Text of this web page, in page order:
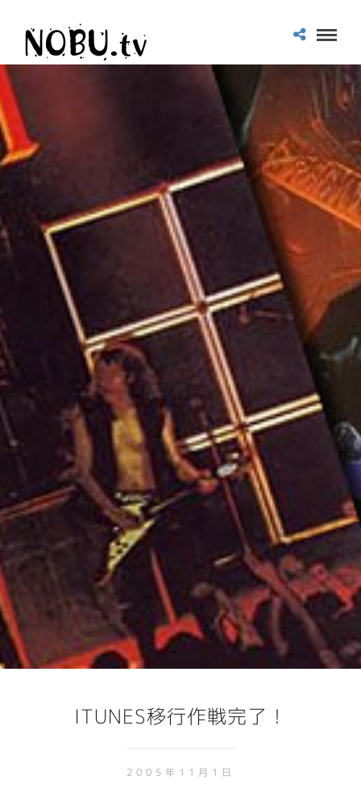
ITUNES移行作戦完了！
2005年11月1日